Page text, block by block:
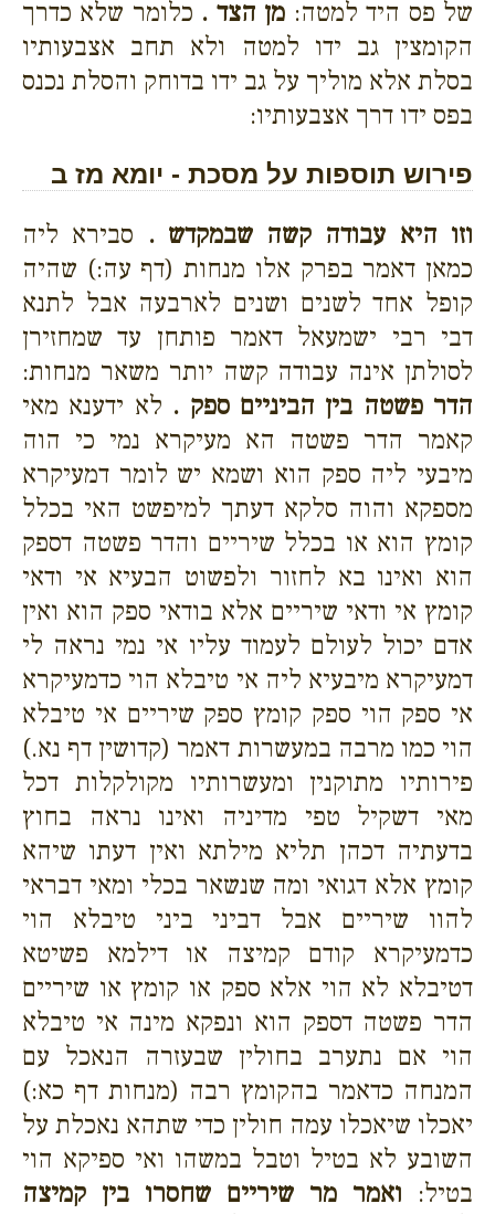
של פס היד למטה: מן הצד . כלומר שלא כדרך
הקומצין גב ידו למטה ולא תחב אצבעותיו
בסלת אלא מוליך על גב ידו בדוחק והסלת נכנס
בפס ידו דרך אצבעותיו:
פירוש תוספות על מסכת - יומא מז ב
וזו היא עבודה קשה שבמקדש . סבירא ליה
כמאן דאמר בפרק אלו מנחות (דף עה:) שהיה
קופל אחד לשנים ושנים לארבעה אבל לתנא
דבי רבי ישמעאל דאמר פותחן עד שמחזירן
לסולתן אינה עבודה קשה יותר משאר מנחות:
הדר פשטה בין הביניים ספק . לא ידענא מאי
קאמר הדר פשטה הא מעיקרא נמי כי הוה
מיבעי ליה ספק הוא ושמא יש לומר דמעיקרא
מספקא והוה סלקא דעתך למיפשט האי בכלל
קומץ הוא או בכלל שיריים והדר פשטה דספק
הוא ואינו בא לחזור ולפשוט הבעיא אי ודאי
קומץ אי ודאי שיריים אלא בודאי ספק הוא ואין
אדם יכול לעולם לעמוד עליו אי נמי נראה לי
דמעיקרא מיבעיא ליה אי טיבלא הוי כדמעיקרא
אי ספק הוי ספק קומץ ספק שיריים אי טיבלא
הוי כמו מרבה במעשרות דאמר (קדושין דף נא.)
פירותיו מתוקנין ומעשרותיו מקולקלות דכל
מאי דשקיל טפי מדיניה ואינו נראה בחוץ
בדעתיה דכהן תליא מילתא ואין דעתו שיהא
קומץ אלא דגואי ומה שנשאר בכלי ומאי דבראי
להוו שיריים אבל דביני ביני טיבלא הוי
כדמעיקרא קודם קמיצה או דילמא פשיטא
דטיבלא לא הוי אלא ספק או קומץ או שיריים
הדר פשטה דספק הוא ונפקא מינה אי טיבלא
הוי אם נתערב בחולין שבעזרה הנאכל עם
המנחה כדאמר בהקומץ רבה (מנחות דף כא:)
יאכלו שיאכלו עמה חולין כדי שתהא נאכלת על
השובע לא בטיל וטבל במשהו ואי ספיקא הוי
בטיל: ואמר מר שיריים שחסרו בין קמיצה